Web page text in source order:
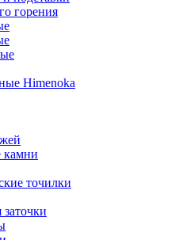
горения
Himenoka
камни
точилки